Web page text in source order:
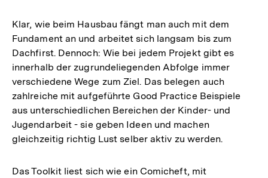
Klar, wie beim Hausbau fängt man auch mit dem
Fundament an und arbeitet sich langsam bis zum
Dachfirst. Dennoch: Wie bei jedem Projekt gibt es
innerhalb der zugrundeliegenden Abfolge immer
verschiedene Wege zum Ziel. Das belegen auch
zahlreiche mit aufgeführte Good Practice Beispiele
aus unterschiedlichen Bereichen der Kinder- und
Jugendarbeit - sie geben Ideen und machen
gleichzeitig richtig Lust selber aktiv zu werden.
Das Toolkit liest sich wie ein Comicheft, mit